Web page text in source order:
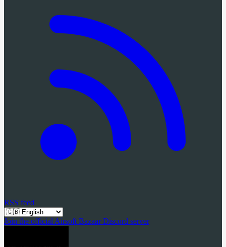
RSS feed
Join the official Airsoft Bazaar Discord server